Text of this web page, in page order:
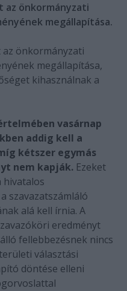
az önkormányzati
megállapítása.
az önkormányzati
megállapítása,
kihasználnak a
vasárnap
addig kell a
kétszer egymás
nem kapják. Ezeket
hivatalos
szavazatszámláló
alá kell írnia. A
eredményt
fellebbezésnek nincs
választási
döntése elleni